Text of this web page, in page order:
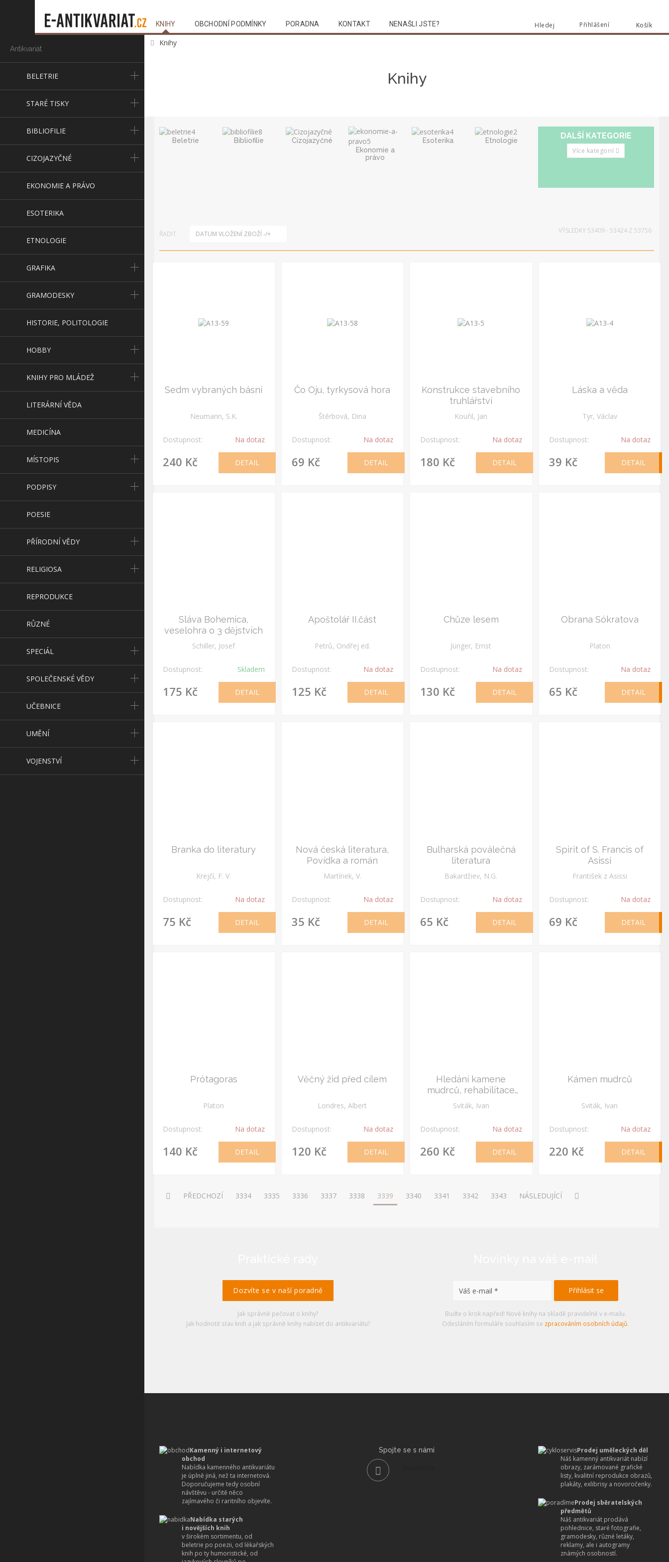
Košík
Přihlášení
Hledej
KNIHY OBCHODNÍ PODMÍNKY PORADNA KONTAKT NENAŠLI JSTE?
Antikvariát
BELETRIE
STARÉ TISKY
BIBLIOFILIE
CIZOJAZYČNÉ
EKONOMIE A PRÁVO
ESOTERIKA
ETNOLOGIE
GRAFIKA
GRAMODESKY
HISTORIE, POLITOLOGIE
HOBBY
KNIHY PRO MLÁDEŽ
LITERÁRNÍ VĚDA
MEDICÍNA
MÍSTOPIS
PODPISY
POESIE
PŘÍRODNÍ VĚDY
RELIGIOSA
REPRODUKCE
RŮZNÉ
SPECIÁL
SPOLEČENSKÉ VĚDY
UČEBNICE
UMĚNÍ
VOJENSTVÍ
Knihy
Knihy
Beletrie Bibliofilie
Cizojazyčné
Ekonomie a
právo
Esoterika Etnologie
DALŠÍ KATEGORIE
Více kategorií
Historie,
Hobby
Knihy pro
Literární věda Medicína Místopis
Staré tisky
ŘADIT DATUM VLOŽENÍ ZBOŽÍ -/+ VÝSLEDKY 53409 - 53424 Z 53756
Sedm vybraných básní
Neumann, S.K.
Dostupnost: Na dotaz
240 Kč DETAIL
Čo Oju, tyrkysová hora
Štěrbová, Dina
Dostupnost: Na dotaz
69 Kč DETAIL
Konstrukce stavebního
truhlářství
Kouřil, Jan
Dostupnost: Na dotaz
180 Kč DETAIL
Láska a věda
Tyr, Václav
Dostupnost: Na dotaz
39 Kč DETAIL
Sláva Bohemica,
veselohra o 3 dějstvích
Schiller, Josef
Dostupnost: Skladem
175 Kč DETAIL
Apoštolář II.část
Petrů, Ondřej ed.
Dostupnost: Na dotaz
125 Kč DETAIL
Chůze lesem
Jünger, Ernst
Dostupnost: Na dotaz
130 Kč DETAIL
Obrana Sókratova
Platon
Dostupnost: Na dotaz
65 Kč DETAIL
Branka do literatury
Krejčí, F. V.
Dostupnost: Na dotaz
75 Kč DETAIL
Nová česká literatura,
Povídka a román
Martínek, V.
Dostupnost: Na dotaz
35 Kč DETAIL
Bulharská poválečná
literatura
Bakardžiev, N.G.
Dostupnost: Na dotaz
65 Kč DETAIL
Spirit of S. Francis of
Asissi
František z Asissi
Dostupnost: Na dotaz
69 Kč DETAIL
Prótagoras
Platon
Dostupnost: Na dotaz
140 Kč DETAIL
Věčný žid před cílem
Londres, Albert
Dostupnost: Na dotaz
120 Kč DETAIL
Hledání kamene
mudrců, rehabilitace
pana Edvarda Kelleye
Sviták, Ivan
Dostupnost: Na dotaz
260 Kč DETAIL
Kámen mudrců
Sviták, Ivan
Dostupnost: Na dotaz
220 Kč DETAIL
PŘEDCHOZÍ 3334 3335 3336 3337 3338 3339 3340 3341 3342 3343 NÁSLEDUJÍCÍ
Dozvíte se v naší poradně
Jak správně pečovat o knihy?
Jak hodnotit stav knih a jak správně knihy nabízet do antikvariátu?
Buďte o krok napřed! Nové knihy na skladě pravidelně v e-mailu.
Odesláním formuláře souhlasím se zpracováním osobních údajů.
Kamenný i internetový
obchod
Nabídka kamenného antikvariátu
je úplně jiná, než ta internetová.
Doporučujeme tedy osobní
návštěvu - určitě něco
zajímavého či raritního objevíte.
Nabídka starých
i novějších knih
v širokém sortimentu, od
beletrie po poezii, od lékařských
knih po ty humoristické, od
Prodej uměleckých děl
Náš kamenný antikvariát nabízí
obrazy, zarámované grafické
listy, kvalitní reprodukce obrazů,
plakáty, exlibrisy a novoročenky.
Prodej sběratelských
předmětů
Náš antikvariát prodává
pohlednice, staré fotografie,
gramodesky, různé letáky,
reklamy, ale i autogramy
známých osobností.
Spojte se s námi